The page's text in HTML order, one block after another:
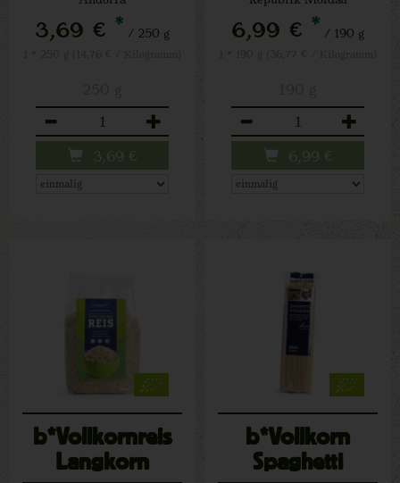
3,69 € * / 250 g
Anzahl
3,69 €
6,99 € * / 190 g
Anzahl
6,99 €
b*Vollkornreis
Langkorn
b*Vollkorn
Spaghetti